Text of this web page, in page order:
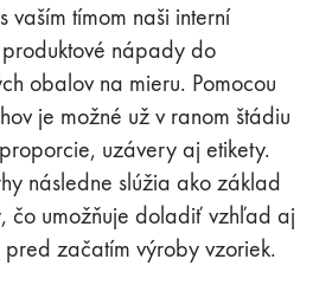
vaším tímom naši interní
nápady do
obalov na mieru. Pomocou
je možné už v ranom štádiu
uzávery aj etikety.
následne slúžia ako základ
čo umožňuje doladiť vzhľad aj
začatím výroby vzoriek.